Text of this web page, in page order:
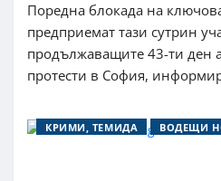
Поредна блокада на
предприемат тази сутрин
продължаващите 43-ти ден
протести в София,
КРИМИ, ТЕМИДА ВОДЕЩИ